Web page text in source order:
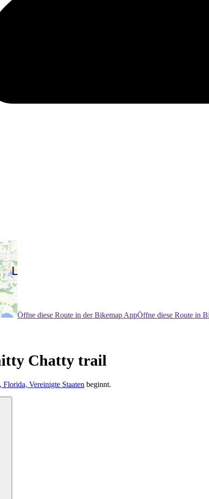
Öffne diese Route in der Bikemap AppÖffne diese Route in
Chatty trail
Florida, Vereinigte Staaten beginnt.